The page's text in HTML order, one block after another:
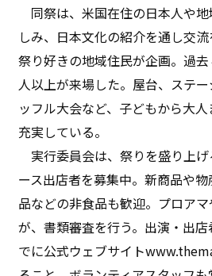
同祭は、米国在住の日本人や
しみ、日本文化の紹介を通し交流
祭り好きの地域住民が企画。過
人以上が来場した。屋台、ステ
ッフル大会など、子どもから大
充実している。
実行委員会は、祭りを盛り上
ース出店者を募集中。新商品や
品などの非食品も歓迎。プロア
が、書類審査を行う。出演・出
でに公式ウェブサイト